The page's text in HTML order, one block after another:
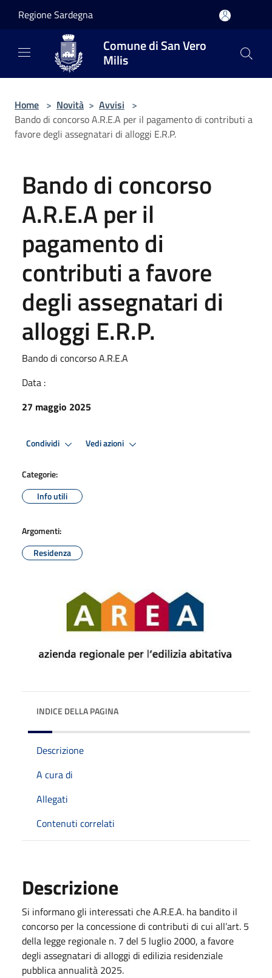
Regione Sardegna
Comune di San Vero
Milis
Home > Novità > Avvisi >
Bando di concorso A.R.E.A per il pagamento di contributi a
favore degli assegnatari di alloggi E.R.P.
Bando di concorso
A.R.E.A per il
pagamento di
contributi a favore
degli assegnatari di
alloggi E.R.P.
Bando di concorso A.R.E.A
Data :
27 maggio 2025
Condividi Vedi azioni
Categorie:
Info utili
Argomenti:
Residenza
INDICE DELLA PAGINA
Descrizione
A cura di
Allegati
Contenuti correlati
Descrizione
Si informano gli interessati che A.R.E.A. ha bandito il
concorso per la concessione di contributi di cui all’art. 5
della legge regionale n. 7 del 5 luglio 2000, a favore
degli assegnatari di alloggi di edilizia residenziale
pubblica annualità 2025.